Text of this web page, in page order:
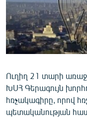
ՍՊՈՐՏ
ՄԵԿՆԱԲԱՆՈՒԹՅՈՒՆ
ՏՏ ԵՒ ԻՆՏԵՐՆԵՏ
ԿՈՐՈՆԱՎԻՐՈՒՍ
ԱՐԽԻՎ
ՏԵՍԱՆՅՈՒԹԵՐ
Ուղիղ 21 տարի
ԽՍՀ Գերագույն
հռչակագիրը, որով
պետականության